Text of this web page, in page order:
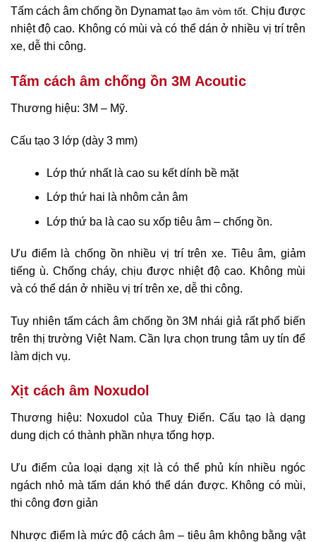
Tấm cách âm chống ồn Dynamat tạo âm vòm tốt. Chịu được
nhiệt độ cao. Không có mùi và có thể dán ở nhiều vị trí trên
xe, dễ thi công.
Tấm cách âm chống ồn 3M Acoutic
Thương hiệu: 3M – Mỹ.
Cấu tạo 3 lớp (dày 3 mm)
Lớp thứ nhất là cao su kết dính bề mặt
Lớp thứ hai là nhôm cản âm
Lớp thứ ba là cao su xốp tiêu âm – chống ồn.
Ưu điểm là chống ồn nhiều vị trí trên xe. Tiêu âm, giảm
tiếng ù. Chống cháy, chịu được nhiệt độ cao. Không mùi
và có thể dán ở nhiều vị trí trên xe, dễ thi công.
Tuy nhiên tấm cách âm chống ồn 3M nhái giả rất phổ biến
trên thị trường Việt Nam. Cần lựa chọn trung tâm uy tín để
làm dịch vụ.
Xịt cách âm Noxudol
Thương hiệu: Noxudol của Thuỵ Điển. Cấu tạo là dạng
dung dịch có thành phần nhựa tổng hợp.
Ưu điểm của loại dạng xịt là có thể phủ kín nhiều ngóc
ngách nhỏ mà tấm dán khó thể dán được. Không có mùi,
thi công đơn giản
Nhược điểm là mức độ cách âm – tiêu âm không bằng vật